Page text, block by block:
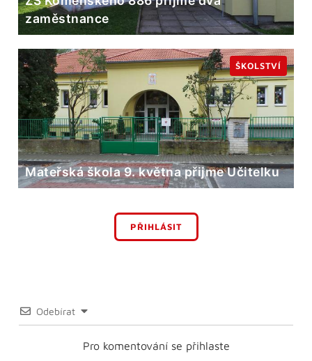
zaměstnance
Mateřská škola 9. května přijme Učitelku
ŠKOLSTVÍ
PŘIHLÁSIT
Odebírat
Pro komentování se přihlaste